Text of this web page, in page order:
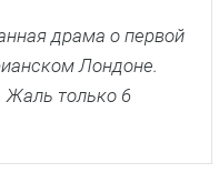
драма о первой
Лондоне.
Жаль только 6